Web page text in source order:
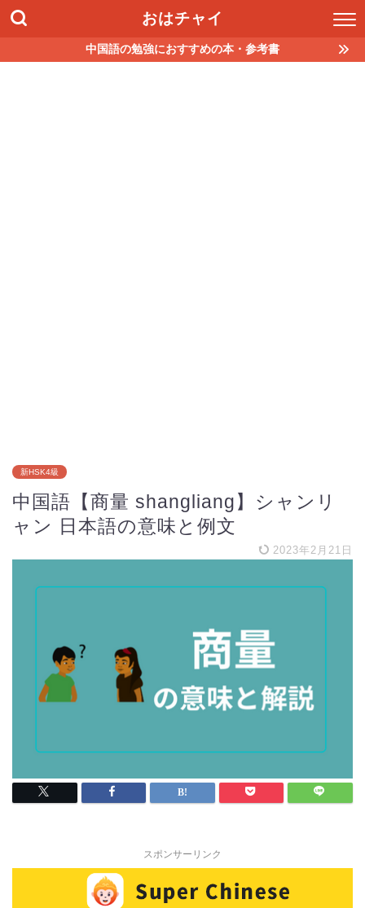
おはチャイ
中国語の勉強におすすめの本・参考書
新HSK4級
中国語【商量 shangliang】シャンリ
ャン 日本語の意味と例文
2023年2月21日
スポンサーリンク